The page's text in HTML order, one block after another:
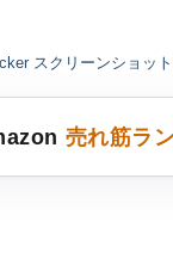
スクリーンショット
売れ筋ラ